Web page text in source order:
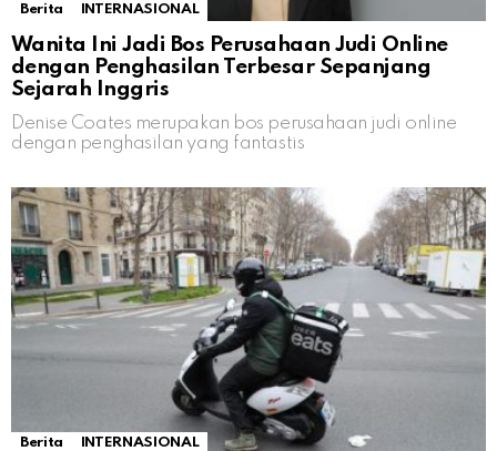
Berita INTERNASIONAL
Wanita Ini Jadi Bos Perusahaan Judi Online
dengan Penghasilan Terbesar Sepanjang
Sejarah Inggris
Denise Coates merupakan bos perusahaan judi online
dengan penghasilan yang fantastis
Berita INTERNASIONAL